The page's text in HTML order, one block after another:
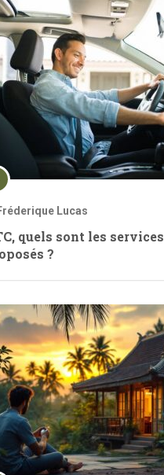
Lucas
quels sont les services
?